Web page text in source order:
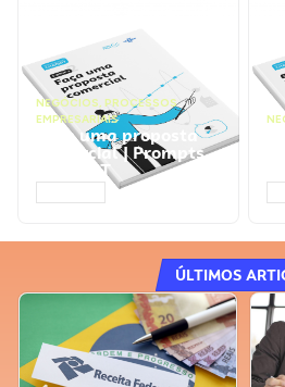
NEGÓCIOS, PROCESSOS
EMPRESARIAIS
Faça uma proposta
comercial | Prompts
ChatGPT
ÚLTIMOS